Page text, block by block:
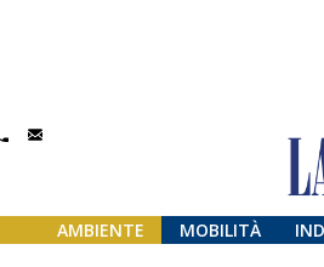
AMBIENTE MOBILITÀ